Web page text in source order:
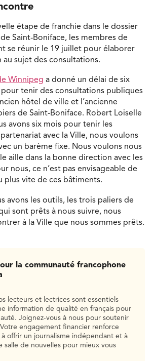
étape de franchie dans le dossier
Saint-Boniface, les membres de
se réunir le 19 juillet pour élaborer
au sujet des consultations.
Winnipeg a donné un délai de six
pour tenir des consultations publiques
hôtel de ville et l’ancienne
de Saint-Boniface. Robert Loiselle
avons six mois pour tenir les
avec la Ville, nous voulons
un barème fixe. Nous voulons nous
aille dans la bonne direction avec les
nous, ce n’est pas envisageable de
plus vite de ces bâtiments.
avons les outils, les trois paliers de
sont prêts à nous suivre, nous
à la Ville que nous sommes prêts.
la communauté francophone
lecteurs et lectrices sont essentiels
information de qualité en français pour
Joignez-vous à nous pour soutenir
engagement financier renforce
offrir un journalisme indépendant et à
salle de nouvelles pour mieux vous